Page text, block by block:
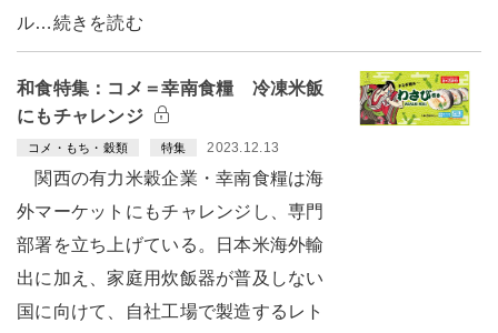
ル…続きを読む
和食特集：コメ＝幸南食糧 冷凍米飯
にもチャレンジ
コメ・もち・穀類 特集 2023.12.13
関西の有力米穀企業・幸南食糧は海
外マーケットにもチャレンジし、専門
部署を立ち上げている。日本米海外輸
出に加え、家庭用炊飯器が普及しない
国に向けて、自社工場で製造するレト